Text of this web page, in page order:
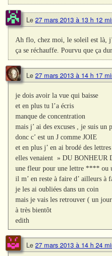
Le 27 mars 2013 à 13 h 12
Ah flo, chez moi, le soleil est là,
ça se réchauffe. Pourvu que ça
Le 27 mars 2013 à 14 h 17
je dois avoir la vue qui baisse
et en plus tu l’a écris
manque de concentration
mais j’ ai des excuses , je suis un
donc c’ est un J comme JOIE
et en plus j’ en ai brodé des
elles venaient » DU BONHEUR
une fleur pour une lettre ****
il m’ en reste à faire d’ ailleurs à
je les ai oubliées dans un coin
mais je vais les retrouver ( un
à très bientôt
edith
Le 27 mars 2013 à 14 h 24